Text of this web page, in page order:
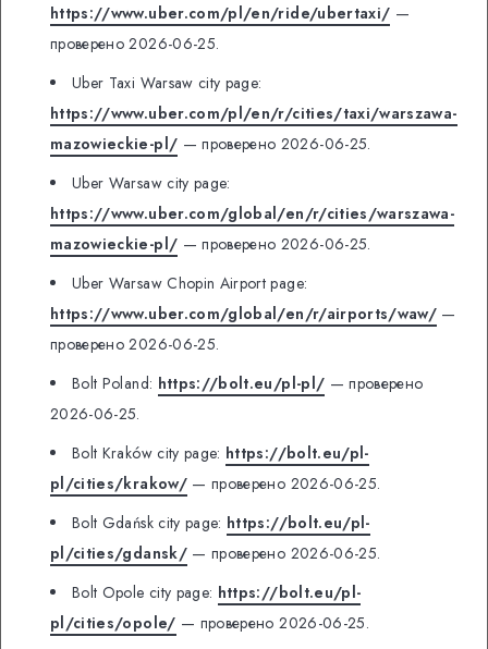
https://www.uber.com/pl/en/ride/ubertaxi/ —
проверено 2026-06-25.
Uber Taxi Warsaw city page:
https://www.uber.com/pl/en/r/cities/taxi/warszawa-
mazowieckie-pl/ — проверено 2026-06-25.
Uber Warsaw city page:
https://www.uber.com/global/en/r/cities/warszawa-
mazowieckie-pl/ — проверено 2026-06-25.
Uber Warsaw Chopin Airport page:
https://www.uber.com/global/en/r/airports/waw/ —
проверено 2026-06-25.
Bolt Poland: https://bolt.eu/pl-pl/ — проверено
2026-06-25.
Bolt Kraków city page: https://bolt.eu/pl-
pl/cities/krakow/— проверено 2026-06-25.
Bolt Gdańsk city page: https://bolt.eu/pl-
pl/cities/gdansk/— проверено 2026-06-25.
Bolt Opole city page: https://bolt.eu/pl-
pl/cities/opole/ — проверено 2026-06-25.